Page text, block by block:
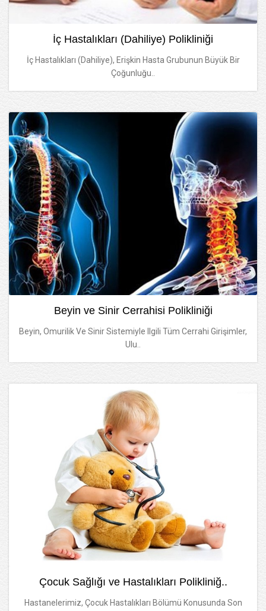
İç Hastalıkları (Dahiliye) Polikliniği
İç Hastalıkları (Dahiliye), Erişkin Hasta Grubunun Büyük Bir
Çoğunluğu..
Beyin ve Sinir Cerrahisi Polikliniği
Beyin, Omurilik Ve Sinir Sistemiyle Ilgili Tüm Cerrahi Girişimler,
Ulu..
Çocuk Sağlığı ve Hastalıkları Polikliniğ..
Hastanelerimiz, Çocuk Hastalıkları Bölümü Konusunda Son